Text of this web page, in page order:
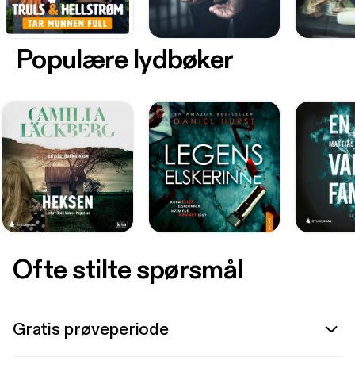
Populære lydbøker
Ofte stilte spørsmål
Gratis prøveperiode